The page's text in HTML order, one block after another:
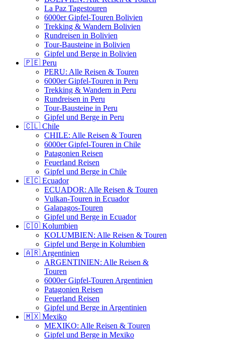
La Paz Tagestouren
6000er Gipfel-Touren Bolivien
Trekking & Wandern Bolivien
Rundreisen in Bolivien
Tour-Bausteine in Bolivien
Gipfel und Berge in Bolivien
🇵🇪 Peru
PERU: Alle Reisen & Touren
6000er Gipfel-Touren in Peru
Trekking & Wandern in Peru
Rundreisen in Peru
Tour-Bausteine in Peru
Gipfel und Berge in Peru
🇨🇱 Chile
CHILE: Alle Reisen & Touren
6000er Gipfel-Touren in Chile
Patagonien Reisen
Feuerland Reisen
Gipfel und Berge in Chile
🇪🇨 Ecuador
ECUADOR: Alle Reisen & Touren
Vulkan-Touren in Ecuador
Galapagos-Touren
Gipfel und Berge in Ecuador
🇨🇴 Kolumbien
KOLUMBIEN: Alle Reisen & Touren
Gipfel und Berge in Kolumbien
🇦🇷 Argentinien
ARGENTINIEN: Alle Reisen &
Touren
6000er Gipfel-Touren Argentinien
Patagonien Reisen
Feuerland Reisen
Gipfel und Berge in Argentinien
🇲🇽 Mexiko
MEXIKO: Alle Reisen & Touren
Gipfel und Berge in Mexiko